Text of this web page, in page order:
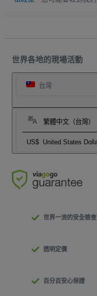
世界各地的現場活動
台灣
繁體中文（台灣）
US$ United States
世界一流的安全檢查
透明定價
百分百安心保證